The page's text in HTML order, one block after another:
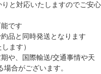
と対応いたしますのでご安心
です
品と同時発送となります
ます）
や、国際輸送/交通事情や天
合がございます。